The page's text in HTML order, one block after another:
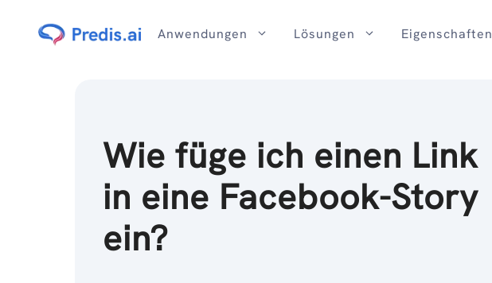
Anwendungen Lösungen Eigenschaften
Wie füge ich einen Link
in eine Facebook-Story
ein?